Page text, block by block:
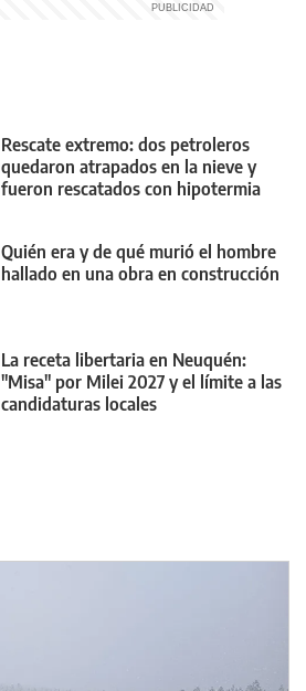
Rescate extremo: dos petroleros
quedaron atrapados en la nieve y
fueron rescatados con hipotermia
Quién era y de qué murió el hombre
hallado en una obra en construcción
La receta libertaria en Neuquén:
"Misa" por Milei 2027 y el límite a las
candidaturas locales